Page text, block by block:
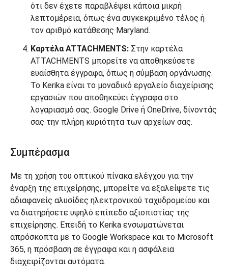
ότι δεν έχετε παραβλέψει κάποια μικρή
λεπτομέρεια, όπως ένα συγκεκριμένο τέλος ή
τον αριθμό κατάθεσης Maryland.
Καρτέλα ATTACHMENTS: Στην καρτέλα
ATTACHMENTS μπορείτε να αποθηκεύσετε
ευαίσθητα έγγραφα, όπως η σύμβαση οργάνωσης.
Το Kerika είναι το μοναδικό εργαλείο διαχείρισης
εργασιών που αποθηκεύει έγγραφα στο
λογαριασμό σας. Google Drive ή OneDrive, δίνοντάς
σας την πλήρη κυριότητα των αρχείων σας.
Συμπέρασμα
Με τη χρήση του οπτικού πίνακα ελέγχου για την
έναρξη της επιχείρησης, μπορείτε να εξαλείψετε τις
αδιαφανείς αλυσίδες ηλεκτρονικού ταχυδρομείου και
να διατηρήσετε υψηλό επίπεδο αξιοπιστίας της
επιχείρησης. Επειδή το Kerika ενσωματώνεται
απρόσκοπτα με το Google Workspace και το Microsoft
365, η πρόσβαση σε έγγραφα και η ασφάλεια
διαχειρίζονται αυτόματα.